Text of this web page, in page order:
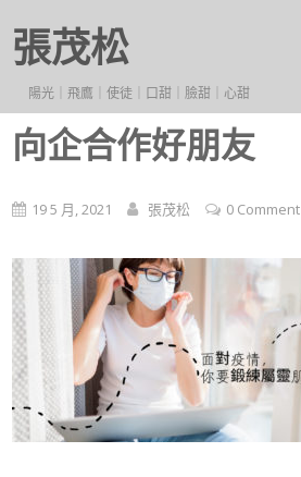
張茂松
陽光｜飛鷹｜使徒｜口甜｜臉甜｜心甜
向企合作好朋友
19 5 月, 2021 張茂松 0 Comment